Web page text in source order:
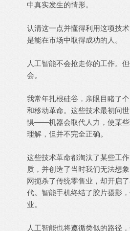
中真实发生的情形。
认清这一点并懂得利用这项技
是能在市场中取得成功的人。
人工智能不会抢走你的工作。
会。
我常年扎根硅谷，亲眼目睹了
和移动革命。这些技术最初问
惧——机器会取代人力，使某些
理解，但并不完全正确。
这些技术革命都淘汰了某些工
质，并创造了当时我们无法想
网扼杀了传统零售业，却开启
代。智能手机终结了胶片摄影
业。
人工智能也将遵循类似的路径